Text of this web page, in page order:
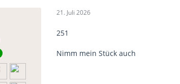
21. Juli 2026
251
Nimm mein Stück auch